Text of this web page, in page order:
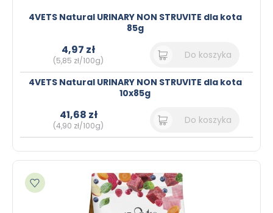
4VETS Natural URINARY NON STRUVITE dla kota
85g
4,97 zł
(5,85 zł/100g) Do koszyka
4VETS Natural URINARY NON STRUVITE dla kota
10x85g
41,68 zł
(4,90 zł/100g) Do koszyka
Dodaj do ulubionych